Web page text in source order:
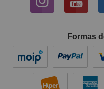
Formas